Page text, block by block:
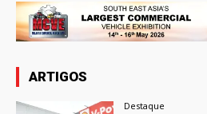
ARTIGOS
Destaque